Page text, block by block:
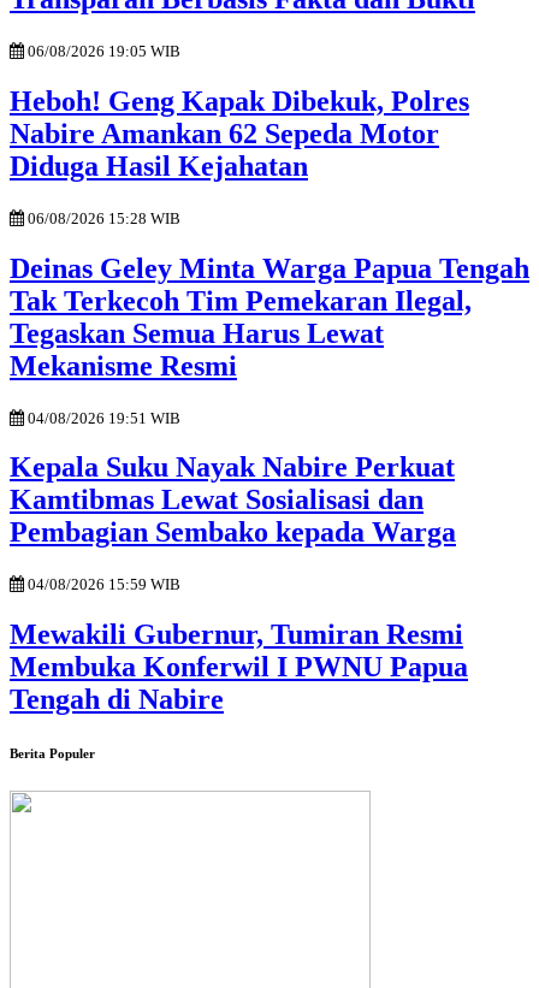
06/08/2026 19:05 WIB
Heboh! Geng Kapak Dibekuk, Polres
Nabire Amankan 62 Sepeda Motor
Diduga Hasil Kejahatan
06/08/2026 15:28 WIB
Deinas Geley Minta Warga Papua Tengah
Tak Terkecoh Tim Pemekaran Ilegal,
Tegaskan Semua Harus Lewat
Mekanisme Resmi
04/08/2026 19:51 WIB
Kepala Suku Nayak Nabire Perkuat
Kamtibmas Lewat Sosialisasi dan
Pembagian Sembako kepada Warga
04/08/2026 15:59 WIB
Mewakili Gubernur, Tumiran Resmi
Membuka Konferwil I PWNU Papua
Tengah di Nabire
Berita Populer